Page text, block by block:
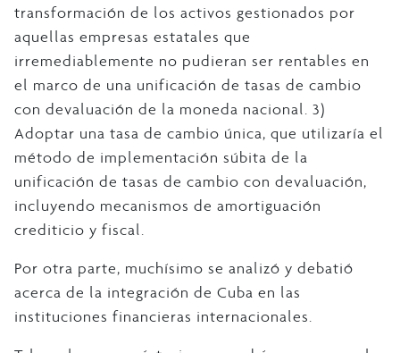
transformación de los activos gestionados por
aquellas empresas estatales que
irremediablemente no pudieran ser rentables en
el marco de una unificación de tasas de cambio
con devaluación de la moneda nacional. 3)
Adoptar una tasa de cambio única, que utilizaría el
método de implementación súbita de la
unificación de tasas de cambio con devaluación,
incluyendo mecanismos de amortiguación
crediticio y fiscal.
Por otra parte, muchísimo se analizó y debatió
acerca de la integración de Cuba en las
instituciones financieras internacionales.